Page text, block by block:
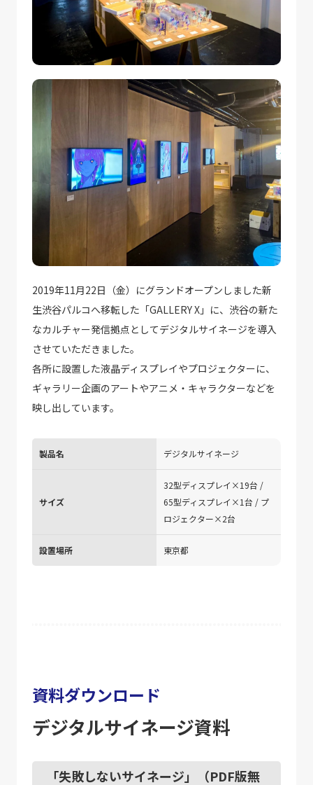
2019年11月22日（金）にグランドオープンしました新
生渋谷パルコへ移転した「GALLERY X」に、渋谷の新た
なカルチャー発信拠点としてデジタルサイネージを導入
させていただきました。
各所に設置した液晶ディスプレイやプロジェクターに、
ギャラリー企画のアートやアニメ・キャラクターなどを
映し出しています。
製品名 デジタルサイネージ
サイズ
32型ディスプレイ×19台 /
65型ディスプレイ×1台 / プ
ロジェクター×2台
設置場所 東京都
資料ダウンロード
デジタルサイネージ資料
「失敗しないサイネージ」（PDF版無